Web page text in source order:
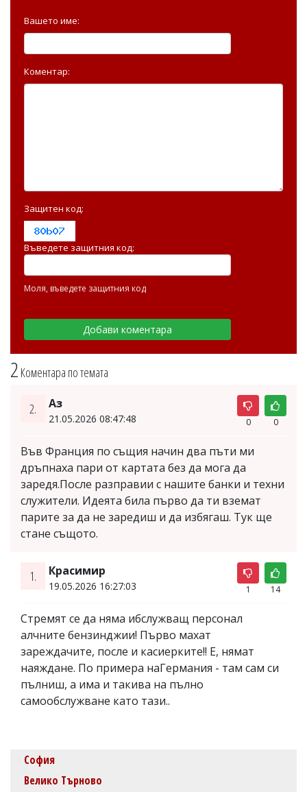
2 Коментара по темата
2. Аз
21.05.2026 08:47:48 0 0
Във Франция по същия начин два пъти ми
дръпнаха пари от картата без да мога да
заредя.После разправии с нашите банки и техни
служители. Идеята била първо да ти вземат
парите за да не заредиш и да избягаш. Тук ще
стане същото.
1. Красимир
19.05.2026 16:27:03 1 14
Стремят се да няма ибслужващ персонал
алчните бензинджии! Първо махат
зареждачите, после и касиерките!! Е, нямат
наяждане. По примера наГермания - там сам си
пълниш, а има и такива на пълно
самообслужване като тази..
Вашето име:
Коментар:
Защитен код:
Въведете защитния код:
Моля, въведете защитния код
София
Велико Търново